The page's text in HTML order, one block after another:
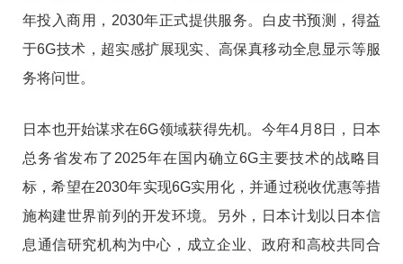
年投入商用，2030年正式提供服务。白皮书预测，得益
于6G技术，超实感扩展现实、高保真移动全息显示等服
务将问世。
日本也开始谋求在6G领域获得先机。今年4月8日，日本
总务省发布了2025年在国内确立6G主要技术的战略目
标，希望在2030年实现6G实用化，并通过税收优惠等措
施构建世界前列的开发环境。另外，日本计划以日本信
息通信研究机构为中心，成立企业、政府和高校共同合